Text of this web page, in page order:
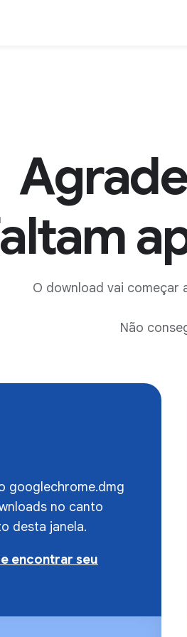
O download vai começar
Não
googlechrome.dmg
no canto
desta janela.
encontrar seu